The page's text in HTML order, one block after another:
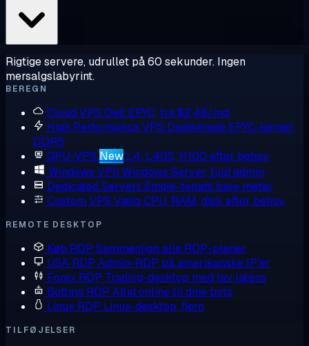
Rigtige servere, udrullet på 60 sekunder. Ingen
mersalgslabyrint.
BEREGN
Cloud VPS Delt EPYC, fra $2,48/md
High Performance VPS Dedikerede EPYC-kerner,
DDR5
GPU-VPS New L4, L40S, H100 efter behov
Windows VPS Windows Server, fuld admin
Dedicated Servers Single-tenant bare metal
Custom VPS Vælg CPU, RAM, disk efter behov
REMOTE DESKTOP
Køb RDP Sammenlign alle RDP-planer
USA RDP Admin-RDP på amerikanske IP'er
Forex RDP Trading-desktop med lav latens
Botting RDP Altid online til dine bots
Linux RDP Linux-desktop, fjern
TILFØJELSER